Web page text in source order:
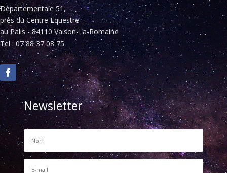
Départementale 51,
près du Centre Equestre
au Palis - 84110 Vaison-La-Romaine
Tel : 07 88 37 08 75
Newsletter